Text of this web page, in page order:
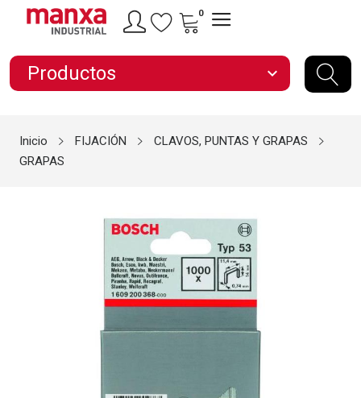
0
Productos expand_more
Inicio FIJACIÓN
CLAVOS, PUNTAS Y GRAPAS
GRAPAS